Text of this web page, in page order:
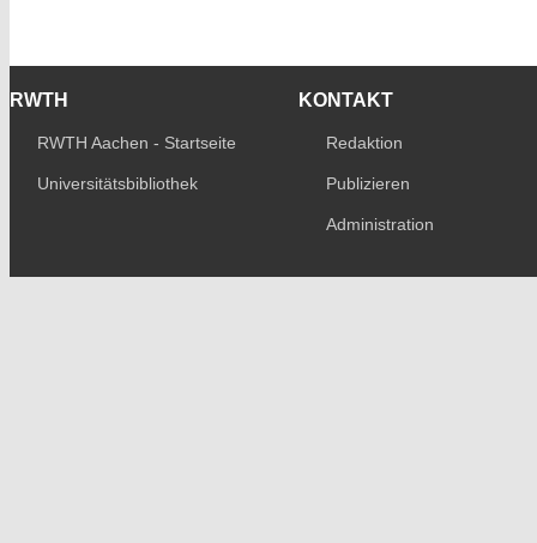
RWTH
RWTH Aachen - Startseite
Universitätsbibliothek
KONTAKT
Redaktion
Publizieren
Administration